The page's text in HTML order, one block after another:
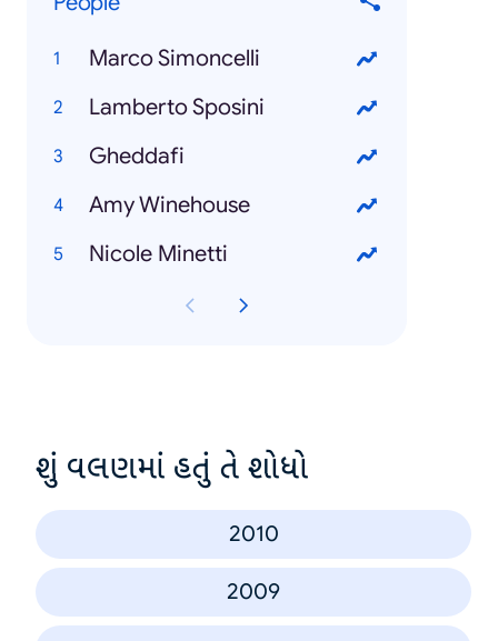
Marco Simoncelli
Lamberto Sposini
Gheddafi
Amy Winehouse
Nicole Minetti
શું વલણમાં હતું તે શોધો
2010
2009